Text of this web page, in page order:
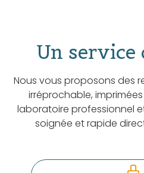
Un service
Nous vous proposons des
irréprochable,
laboratoire professionnel
soignée et rapide